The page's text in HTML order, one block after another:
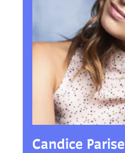
Candice Parise